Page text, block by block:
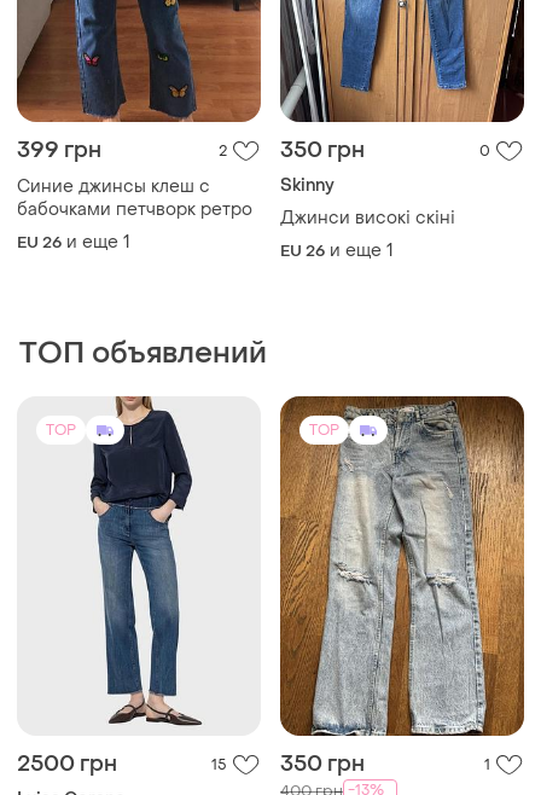
399 грн 2
Синие джинсы клеш с
бабочками петчворк ретро
EU 26 и еще 1
350 грн 0
Skinny
Джинси високі скіні
EU 26 и еще 1
ТОП объявлений
TOP
2500 грн 15
TOP
350 грн 1
-13%